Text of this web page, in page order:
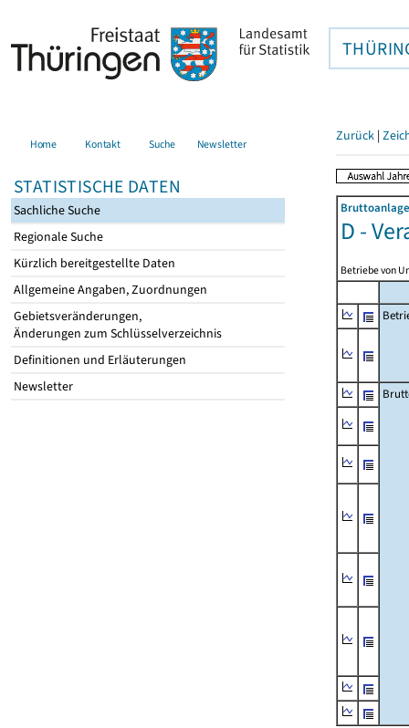
Home Kontakt Suche Newsletter
STATISTISCHE DATEN
Sachliche Suche
Regionale Suche
Kürzlich bereitgestellte Daten
Allgemeine Angaben, Zuordnungen
Gebietsveränderungen,
Änderungen zum Schlüsselverzeichnis
Definitionen und Erläuterungen
Newsletter
Zurück |
D -
Betriebe von